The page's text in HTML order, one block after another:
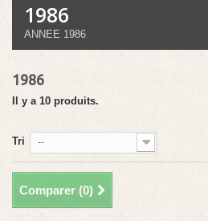
1986
ANNEE 1986
1986
Il y a 10 produits.
Tri --
Comparer (0)